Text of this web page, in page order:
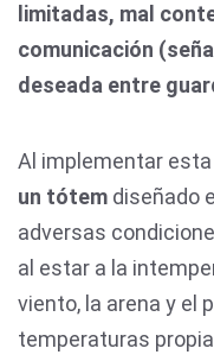
limitadas, mal
comunicación
deseada entre
Al implementar
un tótem diseñado
adversas
al estar a la
viento, la arena y el
temperaturas